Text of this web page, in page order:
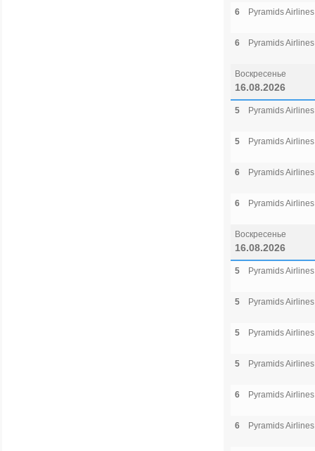
6 Pyramids Airlines
6 Pyramids Airlines
Воскресенье
16.08.2026
5 Pyramids Airlines
5 Pyramids Airlines
6 Pyramids Airlines
6 Pyramids Airlines
Воскресенье
16.08.2026
5 Pyramids Airlines
5 Pyramids Airlines
5 Pyramids Airlines
5 Pyramids Airlines
6 Pyramids Airlines
6 Pyramids Airlines